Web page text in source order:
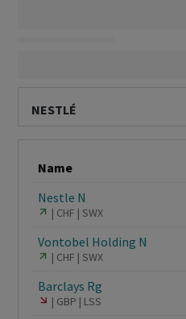
NESTLÉ
Name
Nestle N
CHF SWX
Vontobel Holding N
CHF SWX
Barclays Rg
GBP LSS